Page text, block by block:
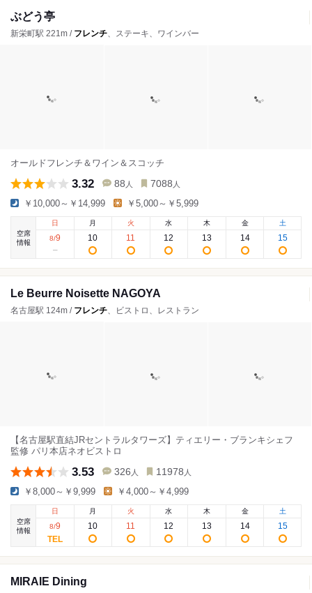
ぶどう亭
新栄町駅 221m / フレンチ、ステーキ、ワインバー
オールドフレンチ＆ワイン＆スコッチ
3.32 88 人 7088 人
￥10,000～￥14,999 ￥5,000～￥5,999
空席
情報
日
8/9
月
10
火
11
水
12
木
13
金
14
土
15
Le Beurre Noisette NAGOYA
名古屋駅 124m / フレンチ、ビストロ、レストラン
【名古屋駅直結JRセントラルタワーズ】ティエリー・ブランキシェフ
監修 パリ本店ネオビストロ
3.53 326 人 11978 人
￥8,000～￥9,999 ￥4,000～￥4,999
空席
情報
日
8/9
月
10
火
11
水
12
木
13
金
14
土
15
MIRAIE Dining